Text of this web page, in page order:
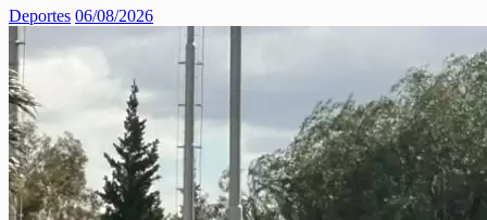
Deportes 06/08/2026